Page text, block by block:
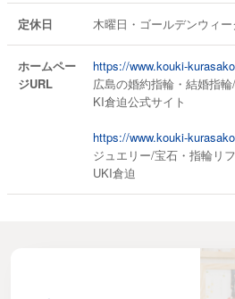
定休日 木曜日・ゴールデンウィ
ホームペー
ジURL
https://www.kouki-
広島の婚約指輪・結婚指
KI倉迫公式サイト
https://www.kouki-
ジュエリー/宝石・指輪リ
UKI倉迫